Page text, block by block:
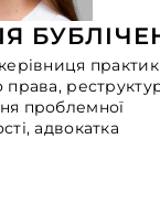
проблемної
адвокатка